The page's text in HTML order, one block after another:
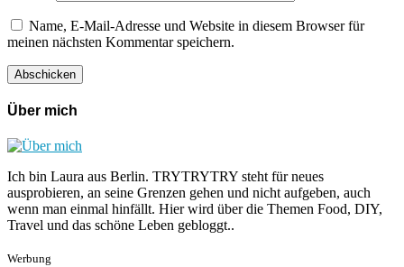
Name, E-Mail-Adresse und Website in diesem Browser für
meinen nächsten Kommentar speichern.
Über mich
Ich bin Laura aus Berlin. TRYTRYTRY steht für neues
ausprobieren, an seine Grenzen gehen und nicht aufgeben, auch
wenn man einmal hinfällt. Hier wird über die Themen Food, DIY,
Travel und das schöne Leben gebloggt..
Werbung